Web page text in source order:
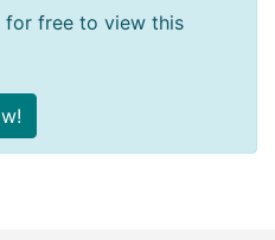
for free to view this